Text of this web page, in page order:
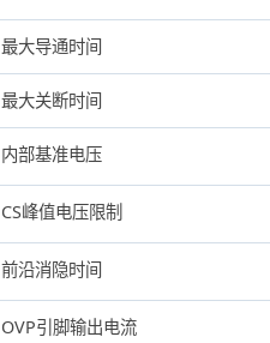
最大导通时间
最大关断时间
内部基准电压
CS峰值电压限制
前沿消隐时间
OVP引脚输出电流